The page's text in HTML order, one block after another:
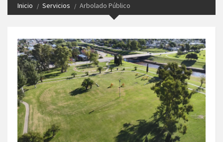
Inicio Servicios Arbolado Público